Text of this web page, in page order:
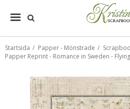
Startsida / Papper - Mönstrade /
Papper Reprint - Romance in Sweden -